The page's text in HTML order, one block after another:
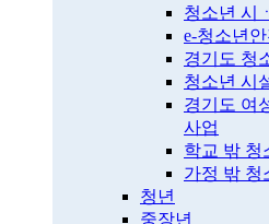
청소년 시
e-청소년
경기도 청
청소년 시
경기도 여
사업
학교 밖 청
가정 밖 청
청년
중장년